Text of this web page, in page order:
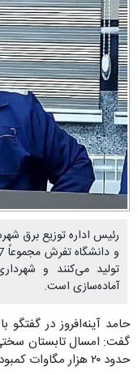
رئیس اداره توزیع برق
آماده‌سازی است.
حامد آینه‌افروز در گفتگو
گفت: امسال تابستان
حدود ۲۰ هزار مگاوات کمبود برق داشت.